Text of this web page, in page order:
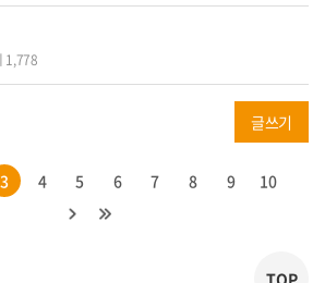
1,778
글쓰기
3 4 5 6 7 8 9 10
TOP